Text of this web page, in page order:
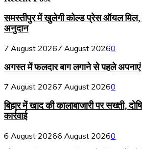
समस्तीपुर में खुलेगी कोल्ड प्रेस ऑयल मिल,
अनुदान
7 August 20267 August 20260
अगस्त में फलदार बाग लगाने से पहले
7 August 20267 August 20260
बिहार में खाद की कालाबाजारी पर सख्ती,
कार्रवाई
6 August 20266 August 20260